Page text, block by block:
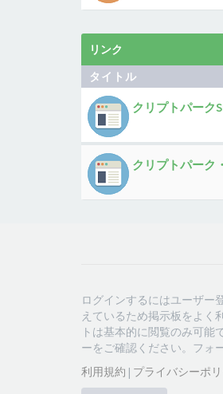
リンク
タイトル
クリプトパーク
クリプトパーク
ログインするにはユーザー
えているため掲示板をよく
トは基本的に閲覧のみ可能
ーをご確認ください。フォ
利用規約 | プライバシーポ